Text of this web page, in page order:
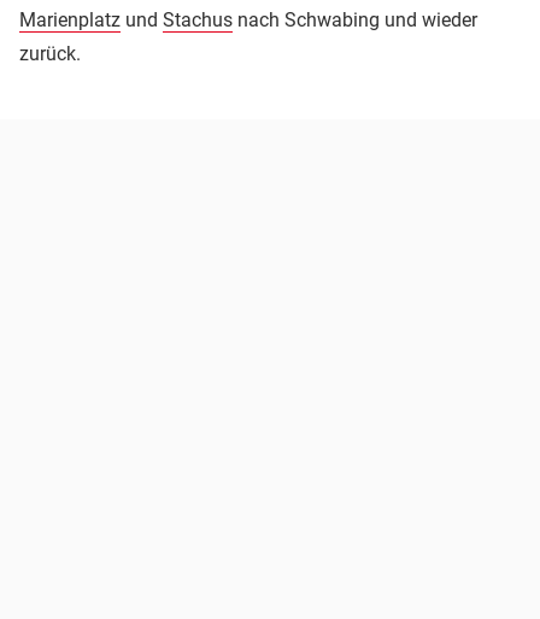
Marienplatz und Stachus nach Schwabing und wieder
zurück.